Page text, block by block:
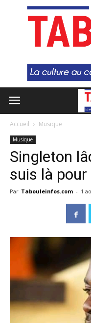
Accueil Musique
Musique
Singleton
suis là pour
Par Tabouleinfos.com - 1